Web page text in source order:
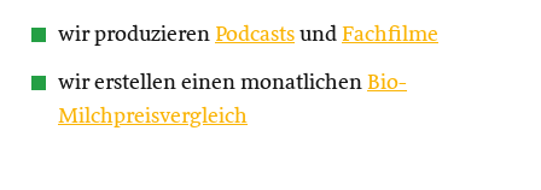
wir produzieren Podcasts und Fachfilme
wir erstellen einen monatlichen Bio-
Milchpreisvergleich